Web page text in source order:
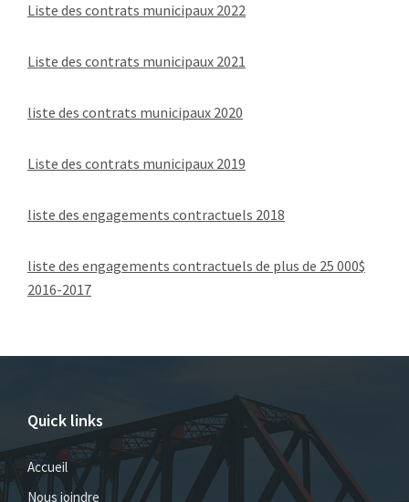
Liste des contrats municipaux 2022
Liste des contrats municipaux 2021
liste des contrats municipaux 2020
Liste des contrats municipaux 2019
liste des engagements contractuels 2018
liste des engagements contractuels de plus de 25 000$
2016-2017
Quick links
Accueil
Nous joindre